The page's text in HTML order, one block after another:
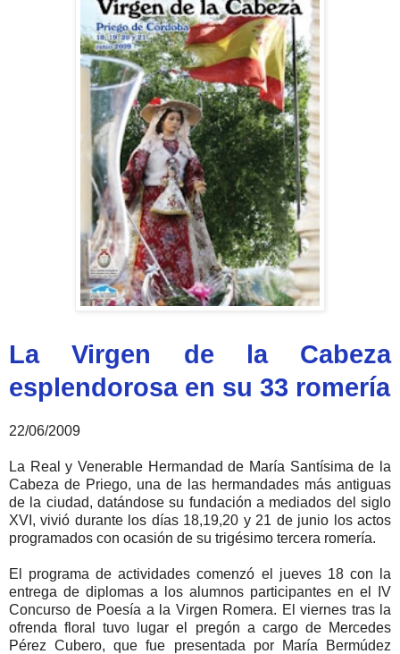
La Virgen de la Cabeza
esplendorosa en su 33 romería
22/06/2009
La Real y Venerable Hermandad de María Santísima de la
Cabeza de Priego, una de las hermandades más antiguas
de la ciudad, datándose su fundación a mediados del siglo
XVI, vivió durante los días 18,19,20 y 21 de junio los actos
programados con ocasión de su trigésimo tercera romería.
El programa de actividades comenzó el jueves 18 con la
entrega de diplomas a los alumnos participantes en el IV
Concurso de Poesía a la Virgen Romera. El viernes tras la
ofrenda floral tuvo lugar el pregón a cargo de Mercedes
Pérez Cubero, que fue presentada por María Bermúdez